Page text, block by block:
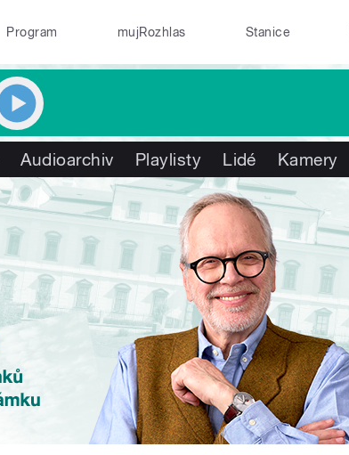
Program mujRozhlas Stanice
Audioarchiv Playlisty Lidé Kamery